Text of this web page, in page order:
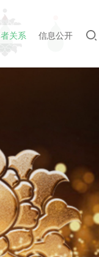
关系 信息公开